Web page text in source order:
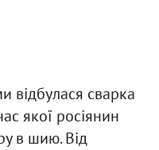
відбулася сварка
якої росіянин
в шию. Від